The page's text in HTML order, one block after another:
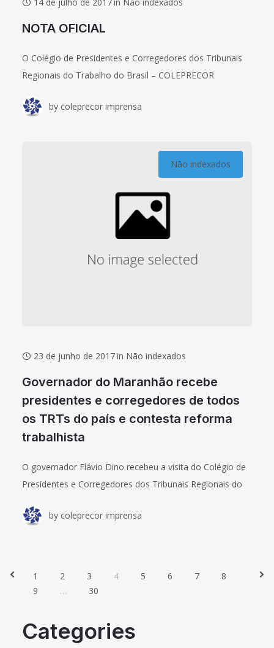
NOTA OFICIAL
O Colégio de Presidentes e Corregedores dos Tribunais
Regionais do Trabalho do Brasil – COLEPRECOR
dia 13 de julho, da professora Ada Pellegrini
by coleprecor imprensa
Não indexados
23 de junho de 2017in Não indexados
Governador do Maranhão recebe
presidentes e corregedores de todos
os TRTs do país e contesta reforma
trabalhista
O governador Flávio Dino recebeu a visita do Colégio de
Presidentes e Corregedores dos Tribunais Regionais do
Palácio dos Leões. O TRT
by coleprecor imprensa
1 2 3 4 5 6 7
8
9
… 30
Categories